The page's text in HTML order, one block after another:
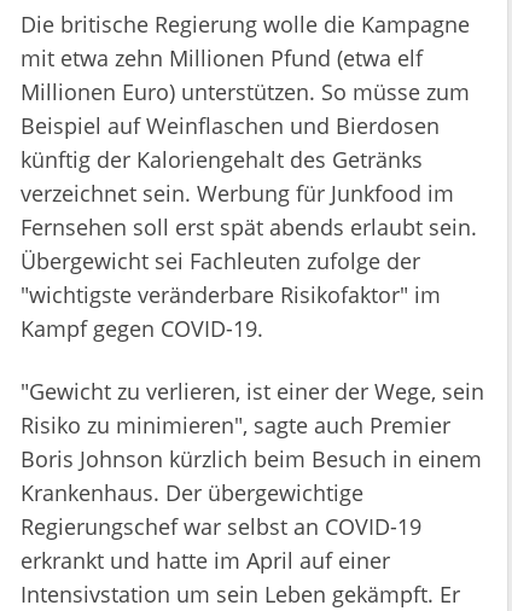
Die britische Regierung wolle die Kampagne
mit etwa zehn Millionen Pfund (etwa elf
Millionen Euro) unterstützen. So müsse zum
Beispiel auf Weinflaschen und Bierdosen
künftig der Kaloriengehalt des Getränks
verzeichnet sein. Werbung für Junkfood im
Fernsehen soll erst spät abends erlaubt sein.
Übergewicht sei Fachleuten zufolge der
"wichtigste veränderbare Risikofaktor" im
Kampf gegen COVID-19.
"Gewicht zu verlieren, ist einer der Wege, sein
Risiko zu minimieren", sagte auch Premier
Boris Johnson kürzlich beim Besuch in einem
Krankenhaus. Der übergewichtige
Regierungschef war selbst an COVID-19
erkrankt und hatte im April auf einer
Intensivstation um sein Leben gekämpft. Er